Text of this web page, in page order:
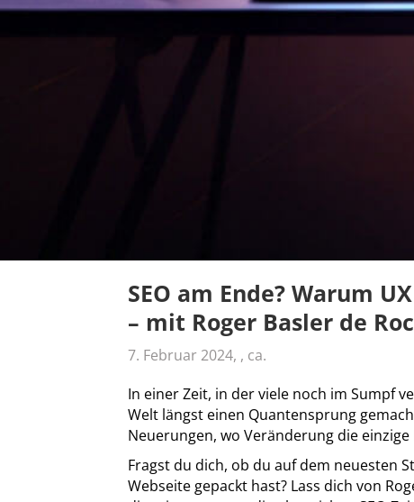
SEO am Ende? Warum
– mit Roger Basler de
7. Februar 2024, , ca.
In einer Zeit, in der viele noch im Sumpf
Welt längst einen Quantensprung
Neuerungen, wo Veränderung die
Fragst du dich, ob du auf dem neuesten
Webseite gepackt hast? Lass dich von